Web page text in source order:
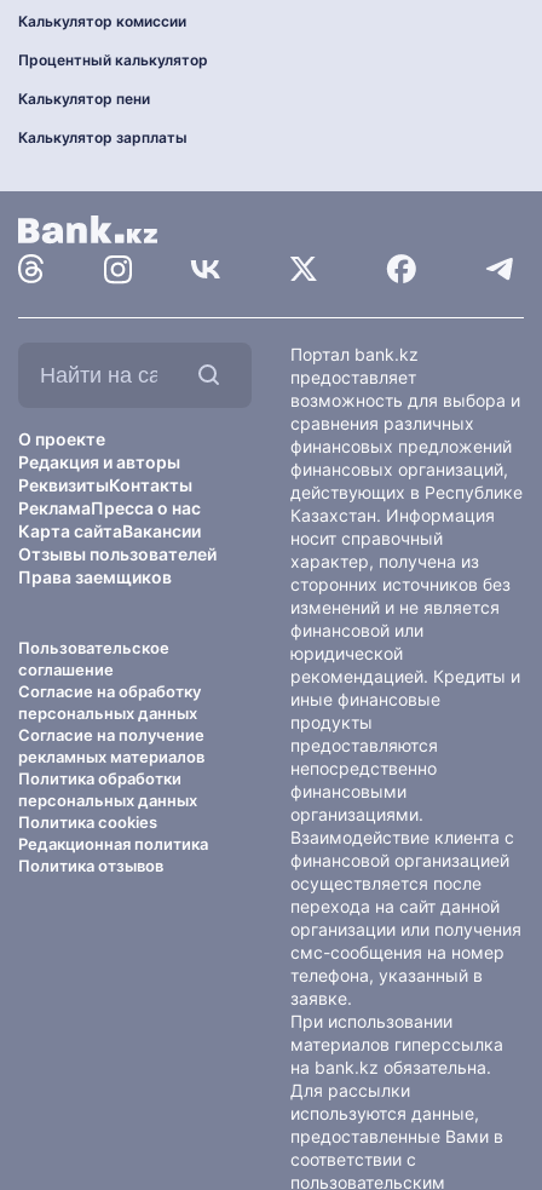
Калькулятор комиссии
Процентный калькулятор
Калькулятор пени
Калькулятор зарплаты
О проекте
Редакция и авторы
РеквизитыКонтакты
РекламаПресса о нас
Карта сайтаВакансии
Отзывы пользователей
Права заемщиков
Пользовательское
соглашение
Согласие на обработку
персональных данных
Согласие на получение
рекламных материалов
Политика обработки
персональных данных
Политика cookies
Редакционная политика
Политика отзывов
Портал bank.kz
предоставляет
возможность для выбора и
сравнения различных
финансовых предложений
финансовых организаций,
действующих в Республике
Казахстан. Информация
носит справочный
характер, получена из
сторонних источников без
изменений и не является
финансовой или
юридической
рекомендацией. Кредиты и
иные финансовые
продукты
предоставляются
непосредственно
финансовыми
организациями.
Взаимодействие клиента с
финансовой организацией
осуществляется после
перехода на сайт данной
организации или получения
смс-сообщения на номер
телефона, указанный в
заявке.
При использовании
материалов гиперссылка
на bank.kz обязательна.
Для рассылки
используются данные,
предоставленные Вами в
соответствии с
пользовательским